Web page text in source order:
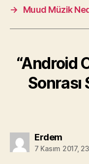
→
Muud Müzik
“Android
Sonrası
Erdemdiyorki:
7 Kasım 2017,